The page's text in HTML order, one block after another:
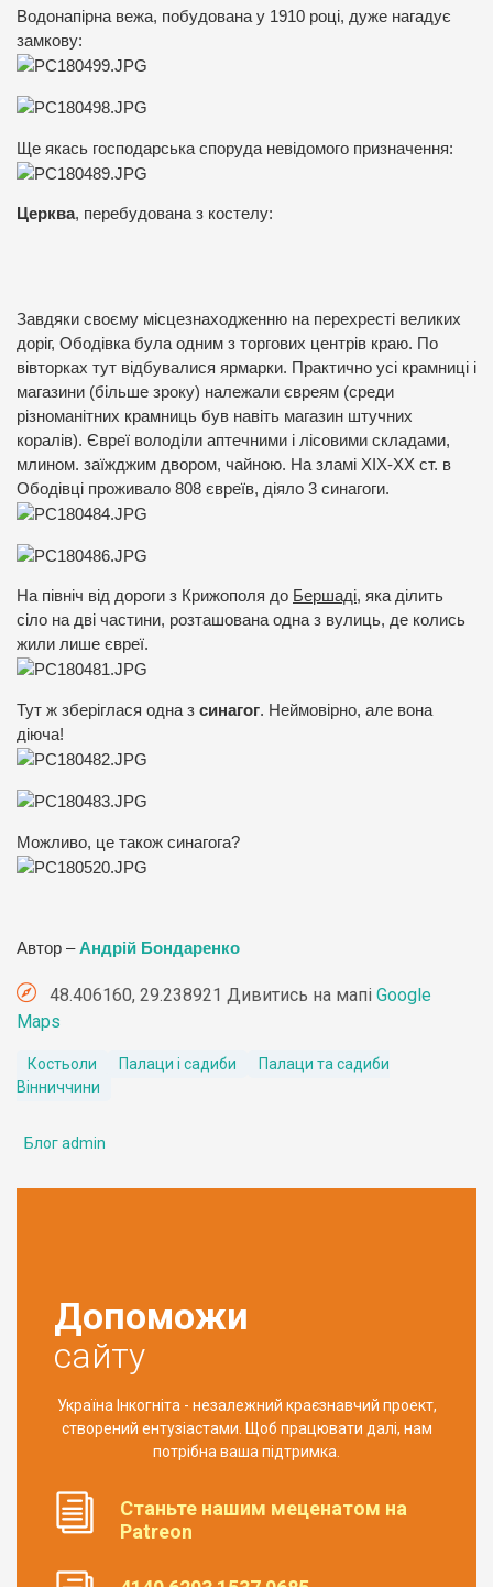
Водонапірна вежа, побудована у 1910 році, дуже нагадує
замкову:
Ще якась господарська споруда невідомого призначення:
Церква, перебудована з костелу:
Завдяки своєму місцезнаходженню на перехресті великих
доріг, Ободівка була одним з торгових центрів краю. По
вівторках тут відбувалися ярмарки. Практично усі крамниці і
магазини (більше з­року) належали євреям (сре­ди
різноманітних крамниць був навіть магазин штучних
коралів). Євреї володіли аптечними і лісовими складами,
млином. заїжджим двором, чайною. На зламі ХІХ-ХХ ст. в
Ободівці проживало 808 євреїв, діяло 3 синагоги.
На північ від дороги з Крижополя до Бершаді, яка ділить
сіло на дві частини, розташована одна з вулиць, де колись
жили лише єв­реї.
Тут ж зберіглася одна з синагог. Неймовірно, але вона
діюча!
Можливо, це також синагога?
Автор –Андрій Бондаренко
48.406160, 29.238921 Дивитись на мапі Google
Maps
Костьоли Палаци і садиби
Палаци та садиби
Вінниччини
Блог admin
Допоможи
сайту
Україна Інкогніта - незалежний краєзнавчий проект,
створений ентузіастами. Щоб працювати далі, нам
потрібна ваша підтримка.
Станьте нашим меценатом на
Patreon